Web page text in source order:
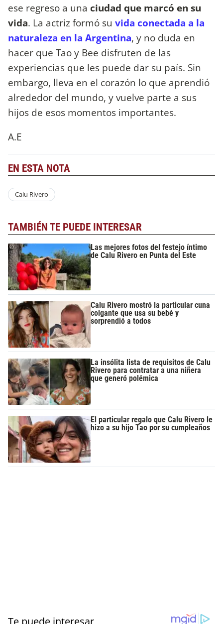
ese regreso a una ciudad que marcó en su
vida. La actriz formó su vida conectada a la
naturaleza en la Argentina, y no duda en
hacer que Tao y Bee disfruten de las
experiencias que les puede dar su país. Sin
embargo, lleva en el corazón lo que aprendió
alrededor del mundo, y vuelve parte a sus
hijos de esos momentos importantes.
A.E
EN ESTA NOTA
Calu Rivero
TAMBIÉN TE PUEDE INTERESAR
Las mejores fotos del festejo íntimo
de Calu Rivero en Punta del Este
Calu Rivero mostró la particular cuna
colgante que usa su bebé y
sorprendió a todos
La insólita lista de requisitos de Calu
Rivero para contratar a una niñera
que generó polémica
El particular regalo que Calu Rivero le
hizo a su hijo Tao por su cumpleaños